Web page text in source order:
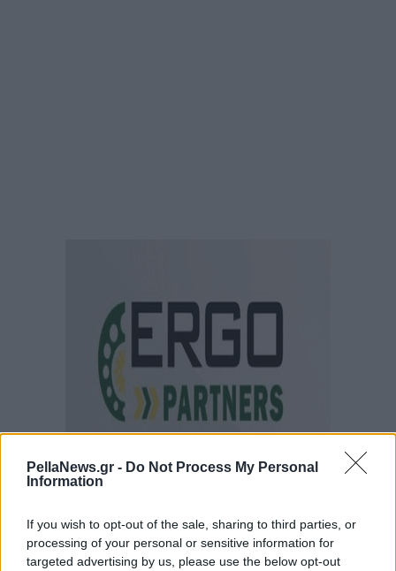
PellaNews.gr - Do Not Process My Personal
Information
If you wish to opt-out of the sale, sharing to third parties, or
processing of your personal or sensitive information for
targeted advertising by us, please use the below opt-out